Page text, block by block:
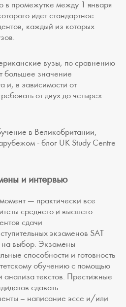
в промежутке между 1 января
идет стандартное
каждый из которых
вузы, по сравнению
большее значение
и, в зависимости от
от двух до четырех
и интервью
— практически все
среднего и высшего
сдачи
экзаменов SAT
на выбор. Экзамены
способности и готовность
обучению с помощью
анализа текстов. Престижные
сдавать
– написание эссе и/или